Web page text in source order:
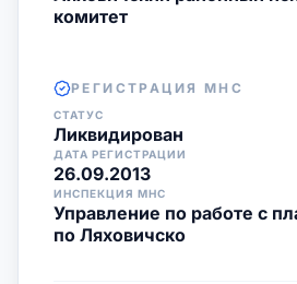
комитет
РЕГИСТРАЦИЯ МНС
СТАТУС
Ликвидирован
ДАТА РЕГИСТРАЦИИ
26.09.2013
ИНСПЕКЦИЯ МНС
Управление по работе с
по Ляховичско